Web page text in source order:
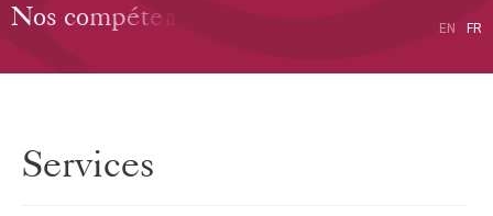
FR
EN
Services